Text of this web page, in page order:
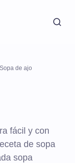
Sopa de ajo
fácil y con
de sopa
sopa